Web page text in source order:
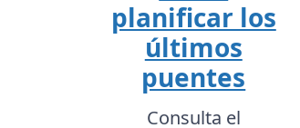
planificar los
últimos
puentes
Consulta el